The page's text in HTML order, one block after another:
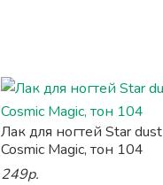
Лак для ногтей Star dust
Cosmic Magic, тон 104
249р.